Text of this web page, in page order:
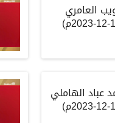
العامري
عباد الهاملي